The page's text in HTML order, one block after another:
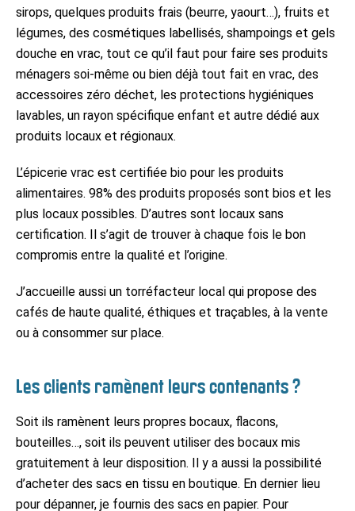
sirops, quelques produits frais (beurre, yaourt…), fruits et
légumes, des cosmétiques labellisés, shampoings et gels
douche en vrac, tout ce qu’il faut pour faire ses produits
ménagers soi-même ou bien déjà tout fait en vrac, des
accessoires zéro déchet, les protections hygiéniques
lavables, un rayon spécifique enfant et autre dédié aux
produits locaux et régionaux.
L’épicerie vrac est certifiée bio pour les produits
alimentaires. 98% des produits proposés sont bios et les
plus locaux possibles. D’autres sont locaux sans
certification. Il s’agit de trouver à chaque fois le bon
compromis entre la qualité et l’origine.
J’accueille aussi un torréfacteur local qui propose des
cafés de haute qualité, éthiques et traçables, à la vente
ou à consommer sur place.
Les clients ramènent leurs contenants ?
Soit ils ramènent leurs propres bocaux, flacons,
bouteilles…, soit ils peuvent utiliser des bocaux mis
gratuitement à leur disposition. Il y a aussi la possibilité
d’acheter des sacs en tissu en boutique. En dernier lieu
pour dépanner, je fournis des sacs en papier. Pour